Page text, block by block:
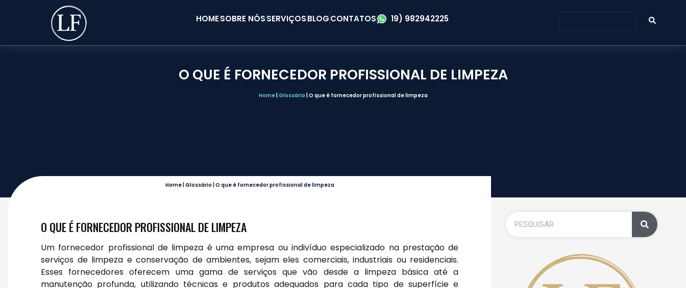
HOMESOBRE NÓSSERVIÇOSBLOGCONTATOS 19) 982942225
O QUE É FORNECEDOR PROFISSIONAL DE LIMPEZA
Home| Glossário O que é fornecedor profissional de limpeza
Home| Glossário O que é fornecedor profissional de limpeza
O QUE É FORNECEDOR PROFISSIONAL DE LIMPEZA
Um fornecedor profissional de limpeza é uma empresa ou indivíduo especializado na prestação de
serviços de limpeza e conservação de ambientes, sejam eles comerciais, industriais ou residenciais.
Esses fornecedores oferecem uma gama de serviços que vão desde a limpeza básica até a
manutenção profunda, utilizando técnicas e produtos adequados para cada tipo de superfície e